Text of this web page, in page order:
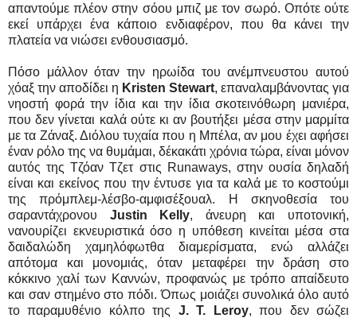
απαντούμε πλέον στην σόου μπιζ με τον σωρό. Οπότε ούτε
εκεί υπάρχει ένα κάποιο ενδιαφέρον, που θα κάνει την
πλατεία να νιώσει ενθουσιασμό.
Πόσο μάλλον όταν την ηρωίδα του ανέμπνευστου αυτού
χόαξ την αποδίδει η Kristen Stewart, επαναλαμβάνοντας για
νηοστή φορά την ίδια και την ίδια σκοτεινόθωρη μανιέρα,
που δεν γίνεται καλά ούτε κι αν βουτήξει μέσα στην μαρμίτα
με τα Ζάναξ. Διόλου τυχαία που η Μπέλα, αν μου έχει αφήσει
έναν ρόλο της να θυμάμαι, δέκακάτι χρόνια τώρα, είναι μόνον
αυτός της Τζόαν Τζετ στις Runaways, στην ουσία δηλαδή
είναι και εκείνος που την έντυσε για τα καλά με το κοστούμι
της πρόμπλεμ-λέσβο-αμφισέξουαλ. Η σκηνοθεσία του
σαραντάχρονου Justin Kelly, άνευρη και υποτονική,
νανουρίζει εκνευριστικά όσο η υπόθεση κινείται μέσα στα
δαιδαλώδη χαμηλόφωτθα διαμερίσματα, ενώ αλλάζει
απότομα και μονομιάς, όταν μεταφέρει την δράση στο
κόκκινο χαλί των Καννών, προφανώς με τρόπο απαίδευτο
και σαν στημένο στο πόδι. Όπως μοιάζει συνολικά όλο αυτό
το παραμυθένιο κόλπο της J. T. Leroy, που δεν σώζει